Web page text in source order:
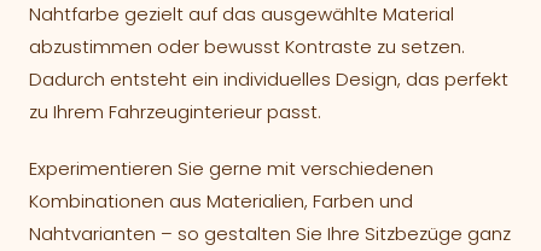
Nahtfarbe gezielt auf das ausgewählte Material
abzustimmen oder bewusst Kontraste zu setzen.
Dadurch entsteht ein individuelles Design, das perfekt
zu Ihrem Fahrzeuginterieur passt.
Experimentieren Sie gerne mit verschiedenen
Kombinationen aus Materialien, Farben und
Nahtvarianten – so gestalten Sie Ihre Sitzbezüge ganz